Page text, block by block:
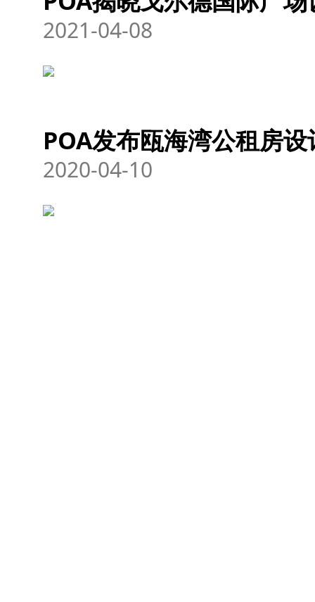
2021-04-08
POA发布瓯海湾公租房
2020-04-10